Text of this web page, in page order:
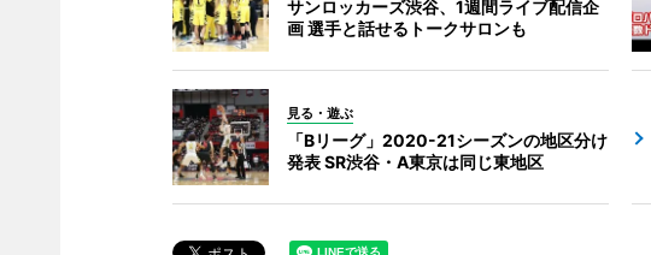
サンロッカーズ渋谷、1週間ライブ配信企
画 選手と話せるトークサロンも
見る・遊ぶ
「Bリーグ」2020-21シーズンの地区分け
発表 SR渋谷・A東京は同じ東地区